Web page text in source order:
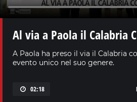
Al via a Paola il Calabria
A Paola ha preso il via il Calabria
evento unico nel suo genere.
02:18